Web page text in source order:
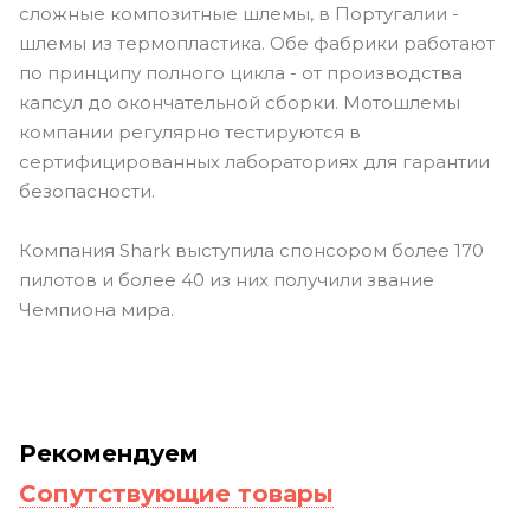
сложные композитные шлемы, в Португалии -
шлемы из термопластика. Обе фабрики работают
по принципу полного цикла - от производства
капсул до окончательной сборки. Мотошлемы
компании регулярно тестируются в
сертифицированных лабораториях для гарантии
безопасности.
Компания Shark выступила спонсором более 170
пилотов и более 40 из них получили звание
Чемпиона мира.
Рекомендуем
Сопутствующие товары